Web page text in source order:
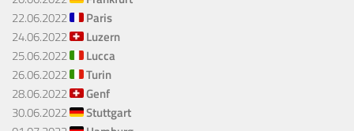
22.06.2022
Paris
24.06.2022
Luzern
25.06.2022
Lucca
26.06.2022
Turin
28.06.2022
Genf
30.06.2022
Stuttgart